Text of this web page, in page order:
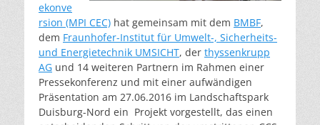
ekonve
rsion (MPI CEC) hat gemeinsam mit dem BMBF,
dem Fraunhofer-Institut für Umwelt-, Sicherheits-
und Energietechnik UMSICHT, der thyssenkrupp
AG und 14 weiteren Partnern im Rahmen einer
Pressekonferenz und mit einer aufwändigen
Präsentation am 27.06.2016 im Landschaftspark
Duisburg-Nord ein Projekt vorgestellt, das einen